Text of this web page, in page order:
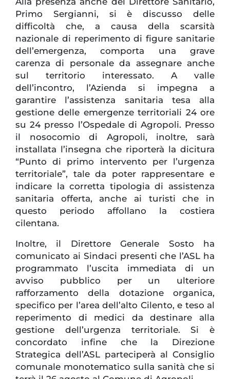
Primo Sergianni, si è discusso delle
difficoltà che, a causa della scarsità
nazionale di reperimento di figure sanitarie
dell’emergenza, comporta una grave
carenza di personale da assegnare anche
sul territorio interessato. A valle
dell’incontro, l’Azienda si impegna a
garantire l’assistenza sanitaria tesa alla
gestione delle emergenze territoriali 24 ore
su 24 presso l’Ospedale di Agropoli. Presso
il nosocomio di Agropoli, inoltre, sarà
installata l’insegna che riporterà la dicitura
“Punto di primo intervento per l’urgenza
territoriale”, tale da poter rappresentare e
indicare la corretta tipologia di assistenza
sanitaria offerta, anche ai turisti che in
questo periodo affollano la costiera
cilentana.
Inoltre, il Direttore Generale Sosto ha
comunicato ai Sindaci presenti che l’ASL ha
programmato l’uscita immediata di un
avviso pubblico per un ulteriore
rafforzamento della dotazione organica,
specifico per l’area dell’alto Cilento, e teso al
reperimento di medici da destinare alla
gestione dell’urgenza territoriale. Si è
concordato infine che la Direzione
Strategica dell’ASL parteciperà al Consiglio
comunale monotematico sulla sanità che si